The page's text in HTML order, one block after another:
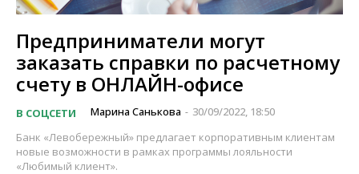
Предприниматели могут
заказать справки по расчетному
счету в ОНЛАЙН-офисе
В СОЦСЕТИ Марина Санькова - 30/09/2022, 18:50
Банк «Левобережный» предлагает корпоративным клиентам
новые возможности в рамках программы лояльности
«Любимый клиент».